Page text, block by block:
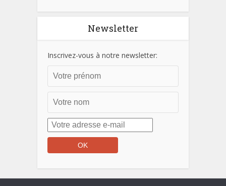
Newsletter
Inscrivez-vous à notre newsletter: